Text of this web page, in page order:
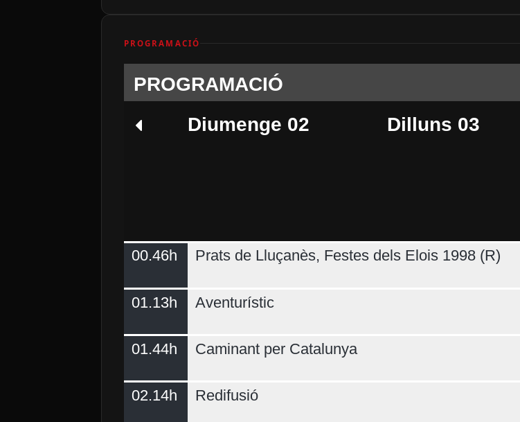
PROGRAMACIÓ
PROGRAMACIÓ
Diumenge 02
Dilluns 03
Dimecres 05 Dijous 06
Demà
00.46h Prats de Lluçanès, Festes dels Elois 1998 (R)
01.13h Aventurístic
01.44h Caminant per Catalunya
02.14h Redifusió